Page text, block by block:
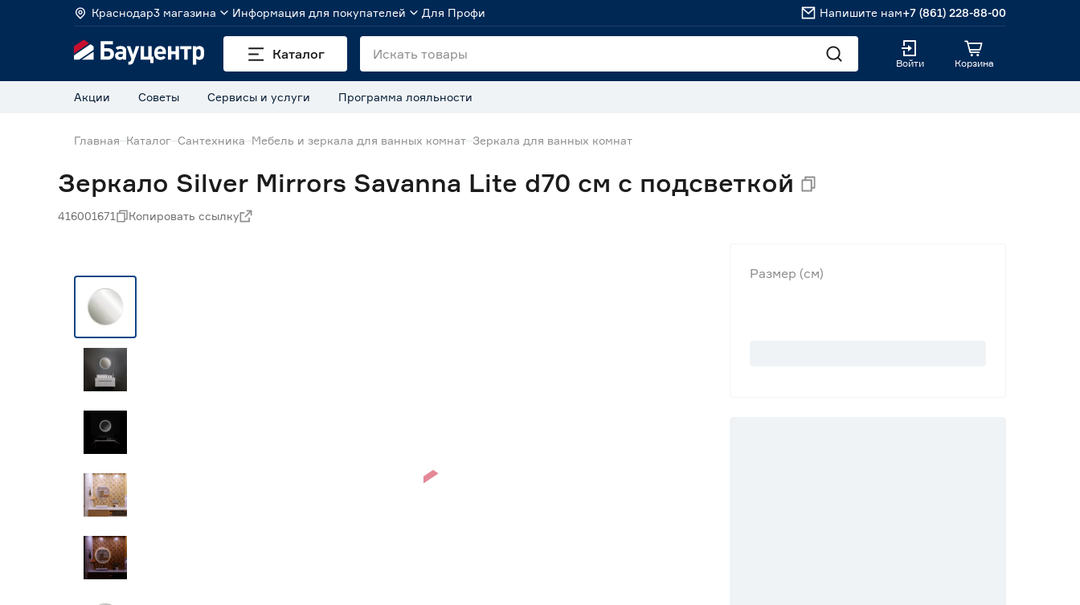
Краснодар3 магазина Информация для покупателей Для Профи Напишите нам+7 (861) 228-88-00
Каталог
Войти Корзина
Акции Советы Сервисы и услуги Программа лояльности
Главная Каталог Сантехника Мебель и зеркала для ванных комнат Зеркала для ванных комнат
Зеркало Silver Mirrors Savanna Lite d70 см с подсветкой
416001671 Копировать ссылку
Размер (см)